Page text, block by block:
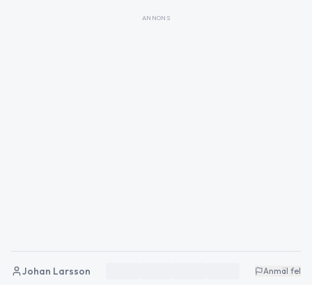
ANNONS
Johan Larsson Anmäl fel